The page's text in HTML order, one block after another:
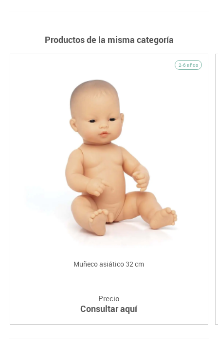
Productos de la misma categoría
2-6 años
Muñeco asiático 32 cm
Precio
Consultar aquí